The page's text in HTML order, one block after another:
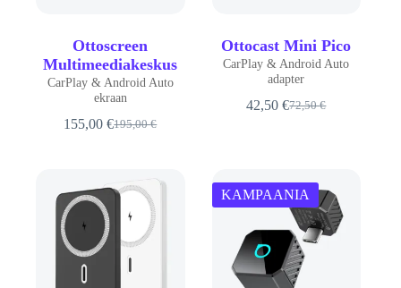
Ottoscreen
Multimeediakeskus
CarPlay & Android Auto
ekraan
195,00€
Algne
195,00 €.
155,00€Praegune
155,00 €.
Ottocast Mini Pico
CarPlay & Android Auto
adapter
72,50€
Algne
42,50€Praegune
KAMPAANIA